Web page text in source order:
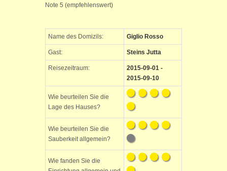
Note 5 (empfehlenswert)
Name des Domizils: Giglio Rosso
Gast: Steins Jutta
Reisezeitraum:
2015-09-01 -
2015-09-10
Wie beurteilen Sie die
Lage des Hauses?
Wie beurteilen Sie die
Sauberkeit allgemein?
Wie fanden Sie die